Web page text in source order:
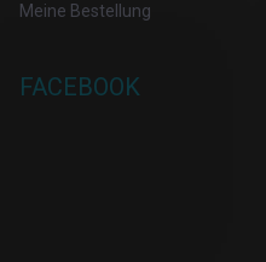
Meine Bestellung
FACEBOOK